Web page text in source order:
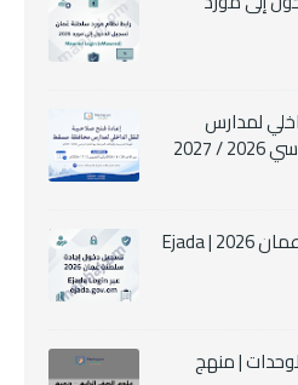
لمدارس
تسجيل دخول إجادة سلطنة عمان 2026 | Ejada
| منهج